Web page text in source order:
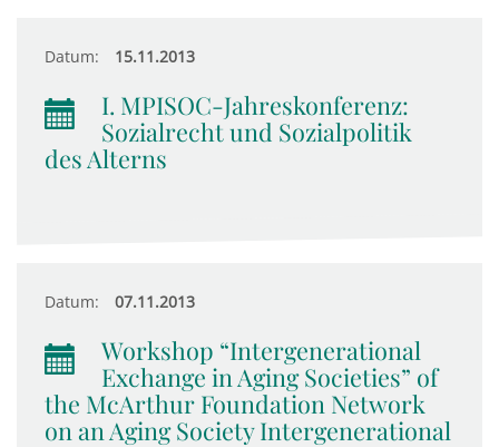
Datum: 15.11.2013
I. MPISOC-Jahreskonferenz:
Sozialrecht und Sozialpolitik
des Alterns
Datum: 07.11.2013
Workshop “Intergenerational
Exchange in Aging Societies” of
the McArthur Foundation Network
on an Aging Society Intergenerational